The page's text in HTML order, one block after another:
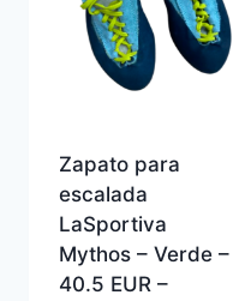
Zapato para
escalada
LaSportiva
Mythos – Verde –
40.5 EUR –